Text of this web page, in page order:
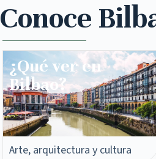
Conoce
¿Qué ver en
Bilbao?
Arte, arquitectura y cultura